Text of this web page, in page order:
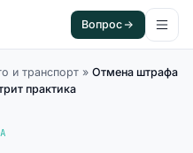
Вопрос
и транспорт » Отмена штрафа
практика